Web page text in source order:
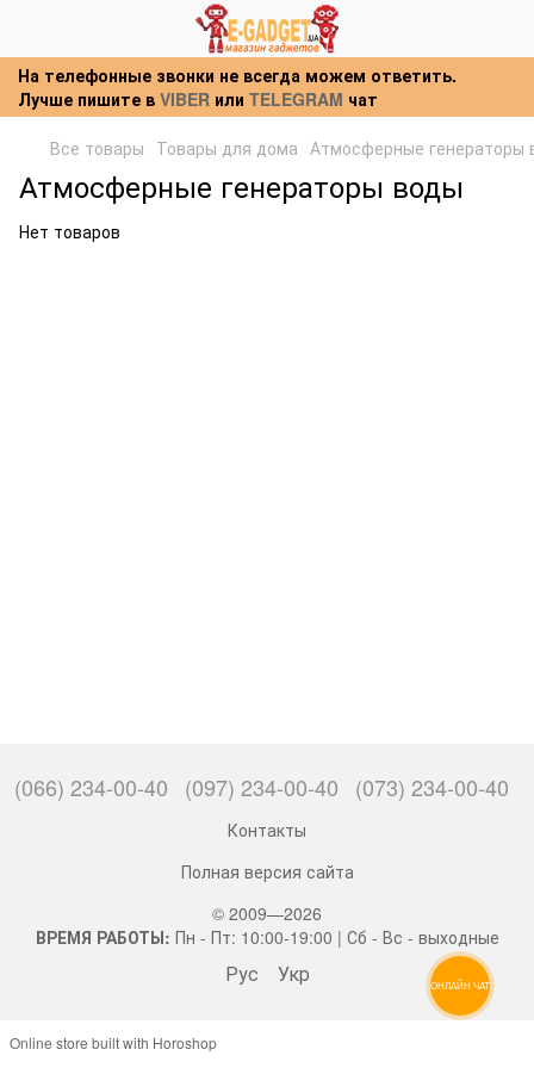
На телефонные звонки не всегда можем ответить.
Лучше пишите в VIBER или TELEGRAM чат
Все товары Товары для дома Атмосферные генераторы
Атмосферные генераторы воды
Нет товаров
(066) 234-00-40 (097) 234-00-40 (073) 234-00-40
Контакты
Полная версия сайта
© 2009—2026
ВРЕМЯ РАБОТЫ: Пн - Пт: 10:00-19:00 | Сб - Вс - выходные
Рус Укр
Online store built with Horoshop
ОНЛАЙН ЧАТ